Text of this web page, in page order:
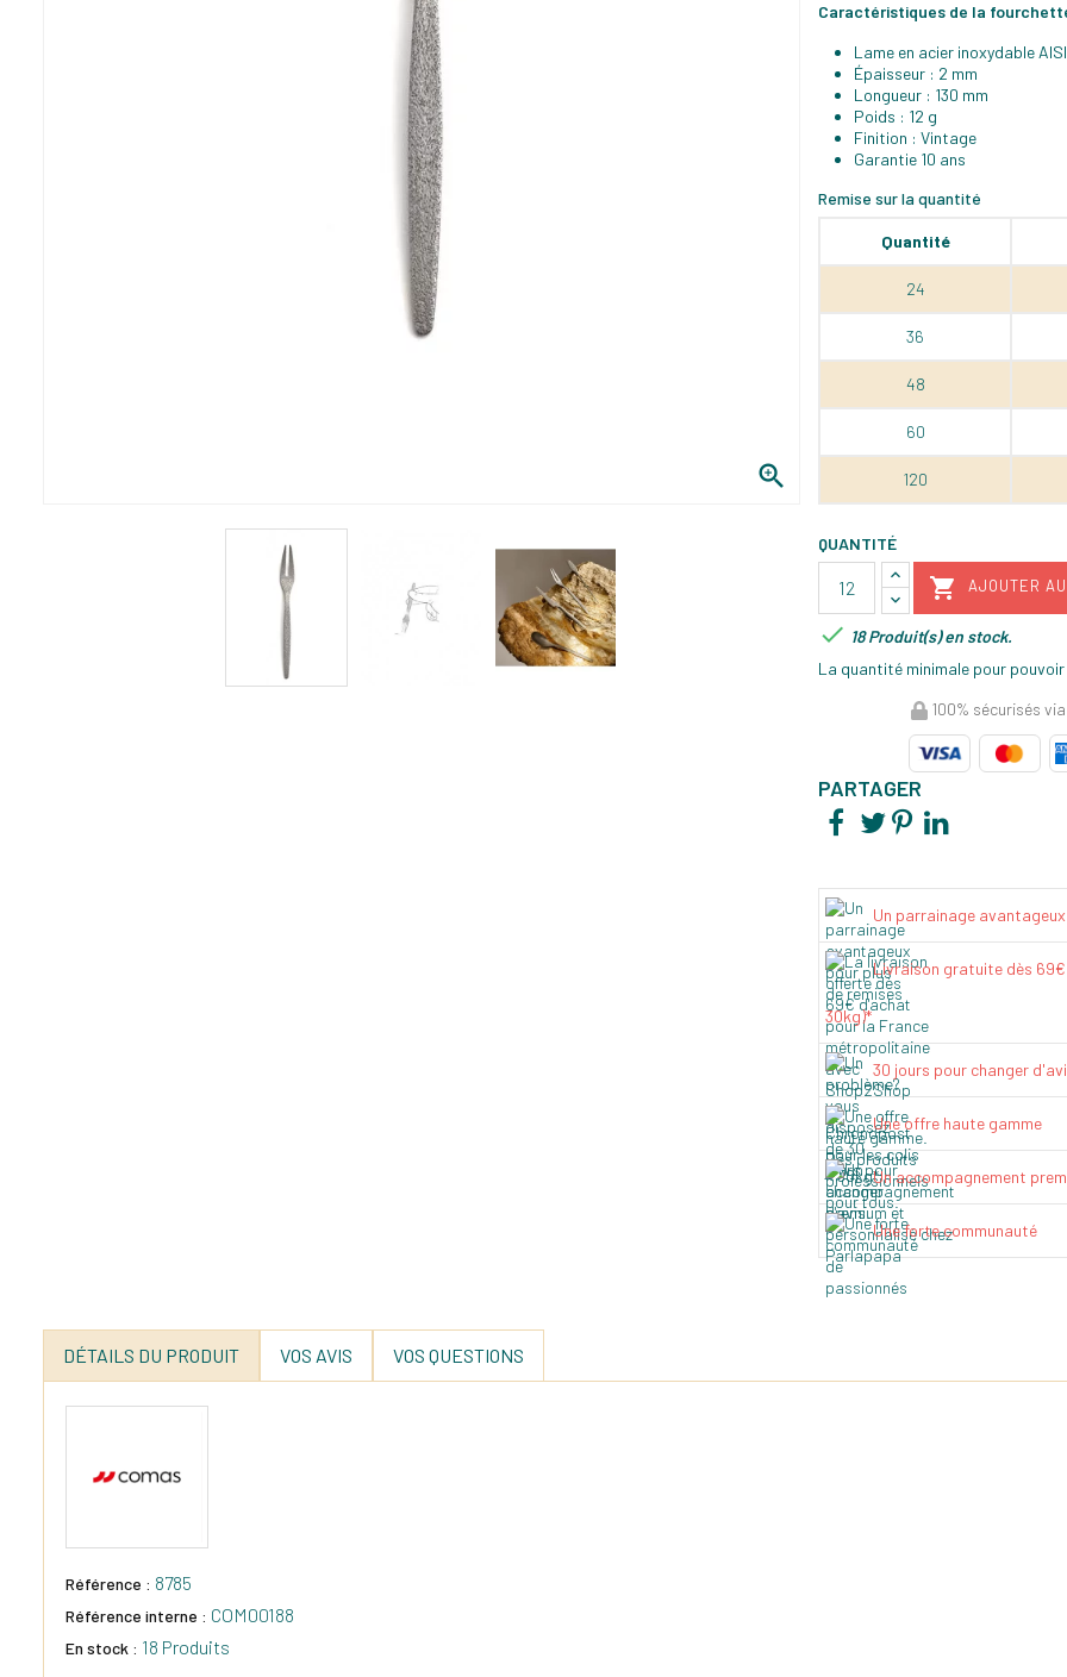

Caractéristiques de la
Lame en acier inoxydable
Épaisseur : 2 mm
Longueur : 130 mm
Poids : 12 g
Finition : Vintage
Garantie 10 ans
Remise sur la quantité
Quantité
24
36
48
60
120
QUANTITÉ
 AJOUTER
 18 Produit(s) en stock.
La quantité minimale pour
100% sécurisés
PARTAGER
Un parrainage avantageux
Livraison gratuite dès
30kg)*
30 jours pour changer
Une offre haute gamme
Un accompagnement
Une forte communauté
DÉTAILS DU PRODUIT VOS AVIS VOS QUESTIONS
Référence : 8785
Référence interne : COM00188
En stock : 18 Produits